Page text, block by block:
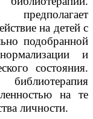
предполагает
на детей с
подобранной
и
состояния.
на те
личности.